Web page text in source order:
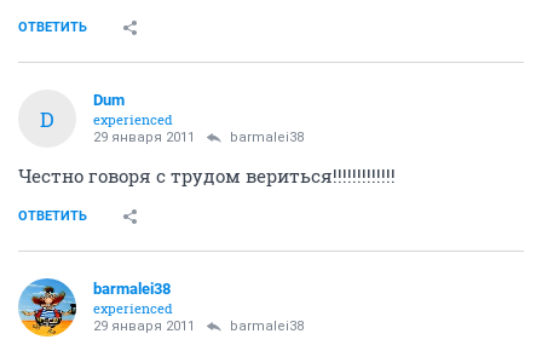
ОТВЕТИТЬ
D
Dum
experienced
29 января 2011 barmalei38
Честно говоря с трудом вериться!!!!!!!!!!!!!
ОТВЕТИТЬ
barmalei38
experienced
29 января 2011 barmalei38